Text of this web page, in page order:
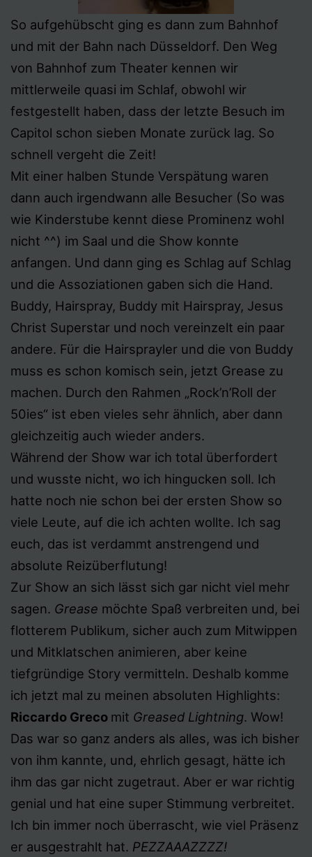
So aufgehübscht ging es dann zum Bahnhof
und mit der Bahn nach Düsseldorf. Den Weg
von Bahnhof zum Theater kennen wir
mittlerweile quasi im Schlaf, obwohl wir
festgestellt haben, dass der letzte Besuch im
Capitol schon sieben Monate zurück lag. So
schnell vergeht die Zeit!
Mit einer halben Stunde Verspätung waren
dann auch irgendwann alle Besucher (So was
wie Kinderstube kennt diese Prominenz wohl
nicht ^^) im Saal und die Show konnte
anfangen. Und dann ging es Schlag auf Schlag
und die Assoziationen gaben sich die Hand.
Buddy, Hairspray, Buddy mit Hairspray, Jesus
Christ Superstar und noch vereinzelt ein paar
andere. Für die Hairsprayler und die von Buddy
muss es schon komisch sein, jetzt Grease zu
machen. Durch den Rahmen „Rock’n’Roll der
50ies“ ist eben vieles sehr ähnlich, aber dann
gleichzeitig auch wieder anders.
Während der Show war ich total überfordert
und wusste nicht, wo ich hingucken soll. Ich
hatte noch nie schon bei der ersten Show so
viele Leute, auf die ich achten wollte. Ich sag
euch, das ist verdammt anstrengend und
absolute Reizüberflutung!
Zur Show an sich lässt sich gar nicht viel mehr
sagen. Grease möchte Spaß verbreiten und, bei
flotterem Publikum, sicher auch zum Mitwippen
und Mitklatschen animieren, aber keine
tiefgründige Story vermitteln. Deshalb komme
ich jetzt mal zu meinen absoluten Highlights:
Riccardo Greco mit Greased Lightning. Wow!
Das war so ganz anders als alles, was ich bisher
von ihm kannte, und, ehrlich gesagt, hätte ich
ihm das gar nicht zugetraut. Aber er war richtig
genial und hat eine super Stimmung verbreitet.
Ich bin immer noch überrascht, wie viel Präsenz
er ausgestrahlt hat. PEZZAAAZZZZ!